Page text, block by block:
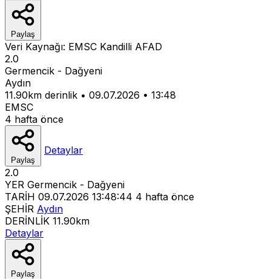
Paylaş
Veri Kaynağı: EMSC Kandilli AFAD
2.0
Germencik - Dağyeni
Aydın
11.90km derinlik • 09.07.2026 • 13:48
EMSC
4 hafta önce
Paylaş
Detaylar
2.0
YER Germencik - Dağyeni
TARİH 09.07.2026 13:48:44 4 hafta önce
ŞEHİR Aydın
DERİNLİK 11.90km
Detaylar
Paylaş